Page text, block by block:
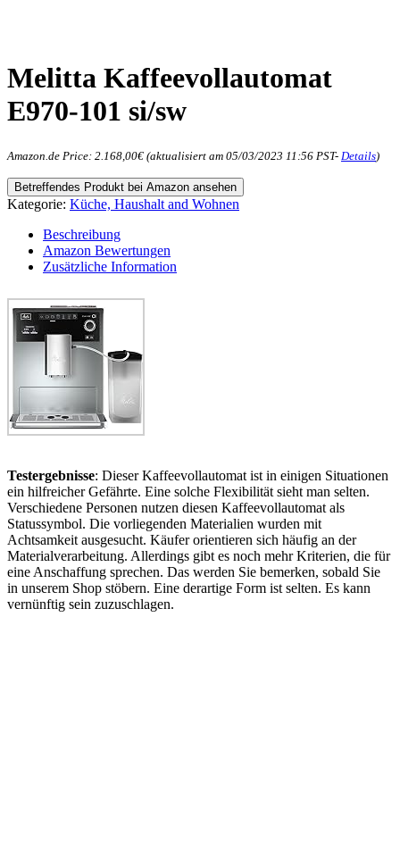
Melitta Kaffeevollautomat
E970-101 si/sw
Amazon.de Price: 2.168,00€ (aktualisiert am 05/03/2023 11:56 PST- Details)
Betreffendes Produkt bei Amazon ansehen
Kategorie: Küche, Haushalt and Wohnen
Beschreibung
Amazon Bewertungen
Zusätzliche Information
Testergebnisse: Dieser Kaffeevollautomat ist in einigen Situationen
ein hilfreicher Gefährte. Eine solche Flexibilität sieht man selten.
Verschiedene Personen nutzen diesen Kaffeevollautomat als
Statussymbol. Die vorliegenden Materialien wurden mit
Achtsamkeit ausgesucht. Käufer orientieren sich häufig an der
Materialverarbeitung. Allerdings gibt es noch mehr Kriterien, die für
eine Anschaffung sprechen. Das werden Sie bemerken, sobald Sie
in unserem Shop stöbern. Eine derartige Form ist selten. Es kann
vernünftig sein zuzuschlagen.